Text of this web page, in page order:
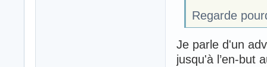
Regarde
Je parle d'un
jusqu'à l’en-but